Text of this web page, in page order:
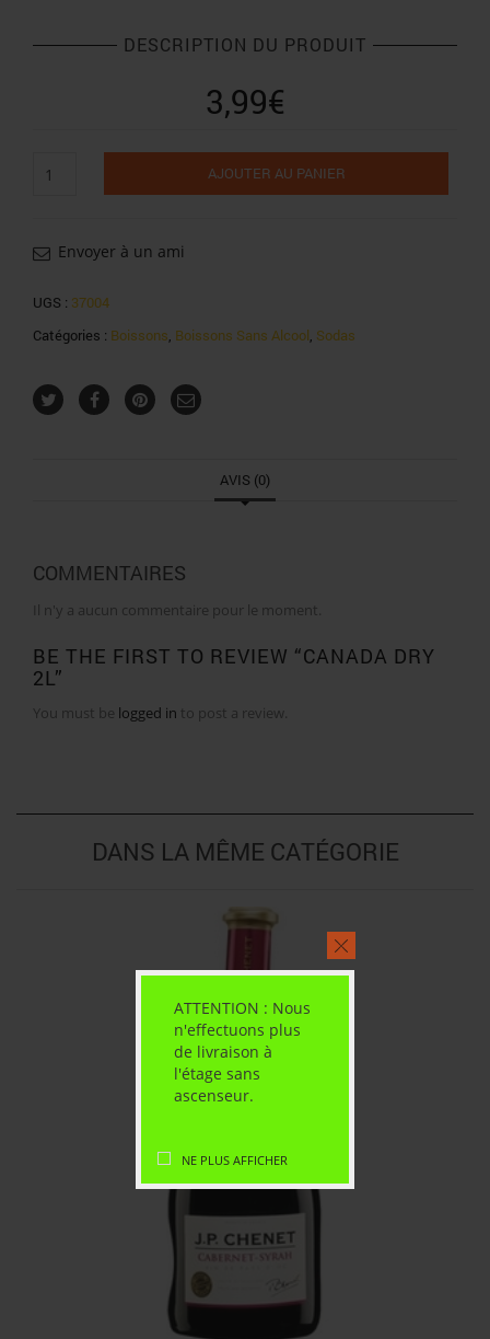
ATTENTION : Nous
n'effectuons plus
de livraison à
l'étage sans
ascenseur.
NE PLUS AFFICHER
DESCRIPTION DU PRODUIT
3,99€
de
2l
AJOUTER AU PANIER
Envoyer à un ami
UGS : 37004
Catégories : Boissons, Boissons Sans Alcool, Sodas
AVIS (0)
COMMENTAIRES
Il n'y a aucun commentaire pour le moment.
BE THE FIRST TO REVIEW “CANADA DRY
2L”
You must be logged in to post a review.
DANS LA MÊME CATÉGORIE